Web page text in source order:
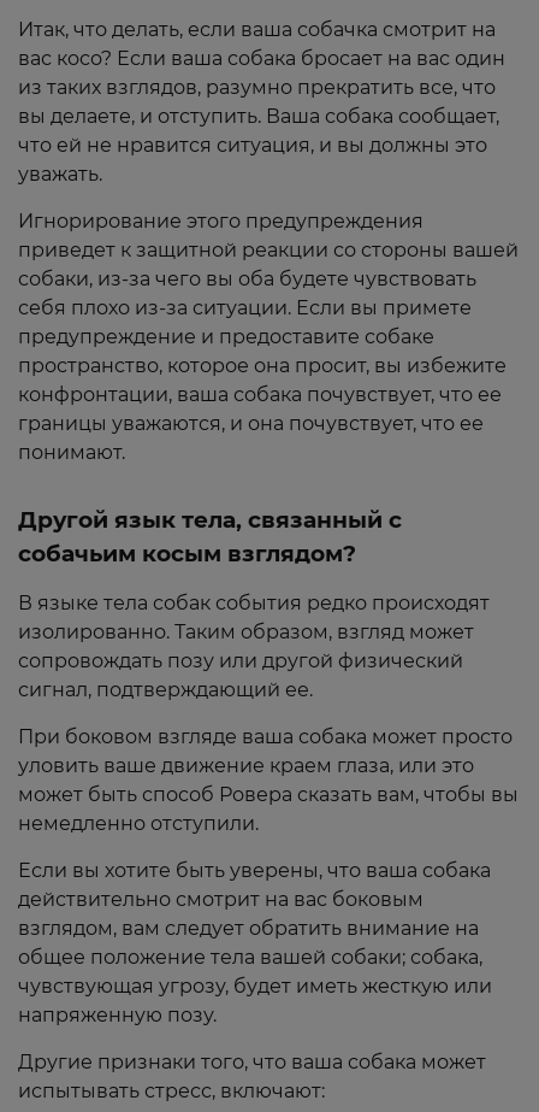
Итак, что делать, если ваша собачка смотрит на
вас косо? Если ваша собака бросает на вас один
из таких взглядов, разумно прекратить все, что
вы делаете, и отступить. Ваша собака сообщает,
что ей не нравится ситуация, и вы должны это
уважать.
Игнорирование этого предупреждения
приведет к защитной реакции со стороны вашей
собаки, из-за чего вы оба будете чувствовать
себя плохо из-за ситуации. Если вы примете
предупреждение и предоставите собаке
пространство, которое она просит, вы избежите
конфронтации, ваша собака почувствует, что ее
границы уважаются, и она почувствует, что ее
понимают.
Другой язык тела, связанный с
собачьим косым взглядом?
В языке тела собак события редко происходят
изолированно. Таким образом, взгляд может
сопровождать позу или другой физический
сигнал, подтверждающий ее.
При боковом взгляде ваша собака может просто
уловить ваше движение краем глаза, или это
может быть способ Ровера сказать вам, чтобы вы
немедленно отступили.
Если вы хотите быть уверены, что ваша собака
действительно смотрит на вас боковым
взглядом, вам следует обратить внимание на
общее положение тела вашей собаки; собака,
чувствующая угрозу, будет иметь жесткую или
напряженную позу.
Другие признаки того, что ваша собака может
испытывать стресс, включают: